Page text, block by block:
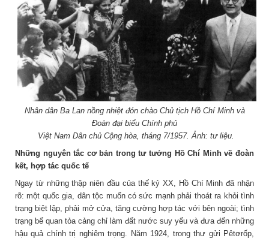
Nhân dân Ba Lan nồng nhiệt đón chào Chủ tịch Hồ Chí Minh và
Đoàn đại biểu Chính phủ
Việt Nam Dân chủ Cộng hòa, tháng 7/1957. Ảnh: tư liệu.
Những nguyên tắc cơ bản trong tư tưởng Hồ Chí Minh về đoàn
kết, hợp tác quốc tế
Ngay từ những thập niên đầu của thế kỷ XX, Hồ Chí Minh đã nhận
rõ: một quốc gia, dân tộc muốn có sức mạnh phải thoát ra khỏi tình
trạng biệt lập, phải mở cửa, tăng cường hợp tác với bên ngoài; tình
trạng bế quan tỏa cảng chỉ làm đất nước suy yếu và đưa đến những
hậu quả chính trị nghiêm trọng. Năm 1924, trong thư gửi Pêtơrốp,